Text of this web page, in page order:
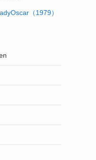
（1979）